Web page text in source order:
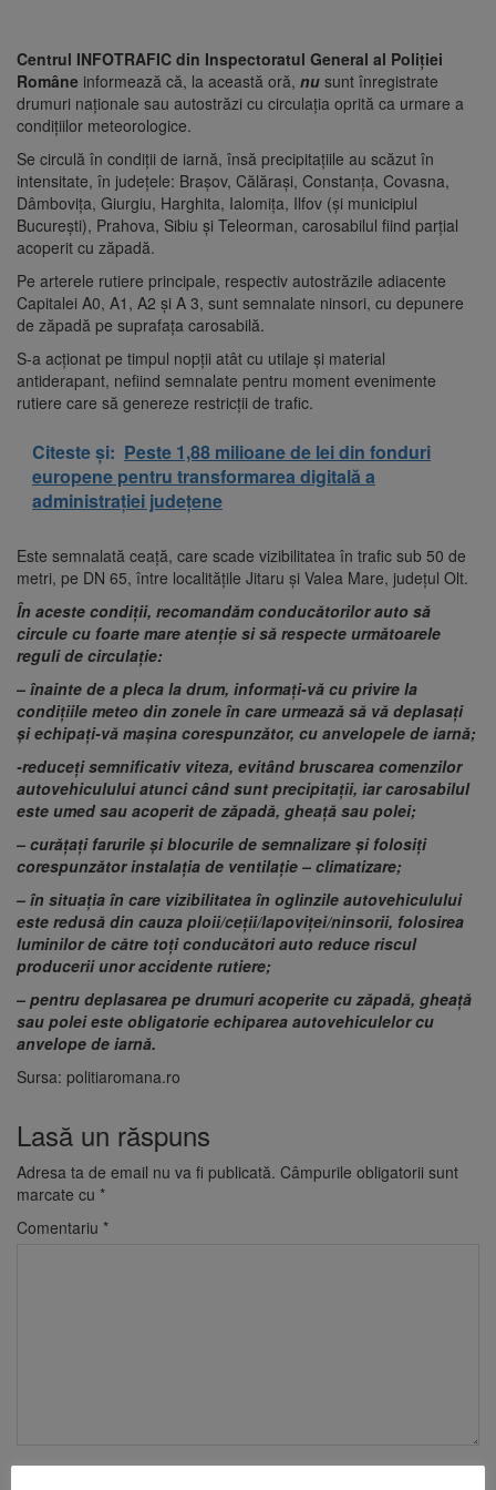
Centrul INFOTRAFIC din Inspectoratul General al Poliției
Române informează că, la această oră, nu sunt înregistrate
drumuri naționale sau autostrăzi cu circulația oprită ca urmare a
condițiilor meteorologice.
Se circulă în condiții de iarnă, însă precipitațiile au scăzut în
intensitate, în județele: Brașov, Călărași, Constanța, Covasna,
Dâmbovița, Giurgiu, Harghita, Ialomița, Ilfov (și municipiul
București), Prahova, Sibiu și Teleorman, carosabilul fiind parțial
acoperit cu zăpadă.
Pe arterele rutiere principale, respectiv autostrăzile adiacente
Capitalei A0, A1, A2 și A 3, sunt semnalate ninsori, cu depunere
de zăpadă pe suprafața carosabilă.
S-a acționat pe timpul nopții atât cu utilaje și material
antiderapant, nefiind semnalate pentru moment evenimente
rutiere care să genereze restricții de trafic.
Citeste și: Peste 1,88 milioane de lei din fonduri
europene pentru transformarea digitală a
administrației județene
Este semnalată ceață, care scade vizibilitatea în trafic sub 50 de
metri, pe DN 65, între localitățile Jitaru și Valea Mare, județul Olt.
În aceste condiții, recomandăm conducătorilor auto să
circule cu foarte mare atenție si să respecte următoarele
reguli de circulație:
– înainte de a pleca la drum, informaţi-vă cu privire la
condiţiile meteo din zonele în care urmează să vă deplasaţi
şi echipaţi-vă maşina corespunzător, cu anvelopele de iarnă;
-reduceți semnificativ viteza, evitând bruscarea comenzilor
autovehiculului atunci când sunt precipitații, iar carosabilul
este umed sau acoperit de zăpadă, gheață sau polei;
– curăţaţi farurile şi blocurile de semnalizare şi folosiţi
corespunzător instalaţia de ventilaţie – climatizare;
– în situaţia în care vizibilitatea în oglinzile autovehiculului
este redusă din cauza ploii/ceții/lapoviţei/ninsorii, folosirea
luminilor de către toţi conducători auto reduce riscul
producerii unor accidente rutiere;
– pentru deplasarea pe drumuri acoperite cu zăpadă, gheață
sau polei este obligatorie echiparea autovehiculelor cu
anvelope de iarnă.
Sursa: politiaromana.ro
Lasă un răspuns
Adresa ta de email nu va fi publicată. Câmpurile obligatorii sunt
marcate cu *
Comentariu *
Nume*